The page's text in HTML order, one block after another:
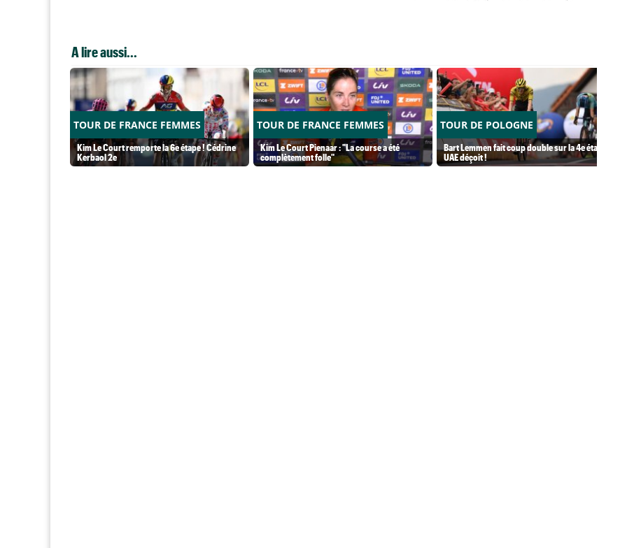
A lire aussi...
TOUR DE FRANCE FEMMES
Kim Le Court remporte la 6e étape ! Cédrine
Kerbaol 2e
TOUR DE FRANCE FEMMES
Kim Le Court Pienaar : "La course a été
complètement folle"
TOUR DE POLOGNE
Bart Lemmen fait coup double sur la 4e étape,
UAE déçoit !